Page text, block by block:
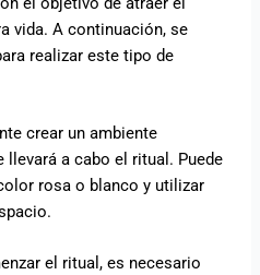
vida. A continuación, se
realizar este tipo de
crear un ambiente
a cabo el ritual. Puede
rosa o blanco y utilizar
el ritual, es necesario